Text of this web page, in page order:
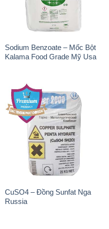
Sodium Benzoate – Mốc Bột
Kalama Food Grade Mỹ Usa
CuSO4 – Đồng Sunfat Nga
Russia